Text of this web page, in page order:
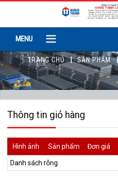
MENU
TRANG CHỦ SẢN PHẨM
Thông tin giỏ hàng
Hình ảnh Sản phẩm Đơn giá
Danh sách rỗng